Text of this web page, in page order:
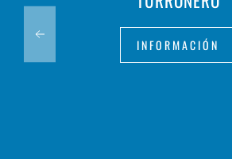
INFORMACIÓN